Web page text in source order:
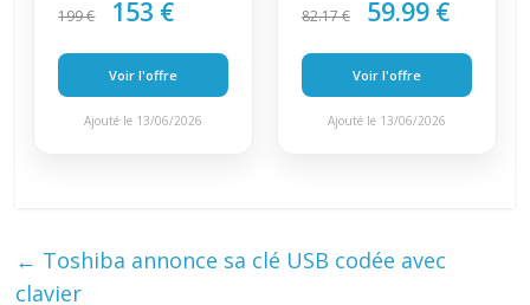
199 € 153 €
Voir l'offre
Ajouté le 13/06/2026
82.17 € 59.99 €
Voir l'offre
Ajouté le 13/06/2026
← Toshiba annonce sa clé USB codée avec
clavier